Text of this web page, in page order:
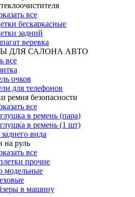
все
бескаркасные
задний
веревка
ДЛЯ САЛОНА АВТО
все
очков
для телефонов
ремня безопасности
все
в ремень (пара)
в ремень (1 шт)
вида
на руль
все
прочиe
модельные
в машину